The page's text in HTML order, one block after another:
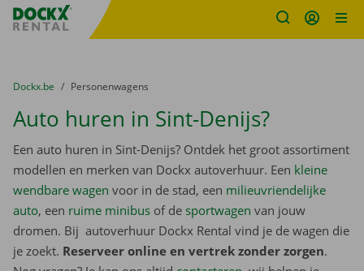
Fratello DEMO
U bevindt zich hier:
van
Dockx.be naar
Personenwagens
Auto huren in Sint-Denijs?
Een auto huren in Sint-Denijs? Ontdek het groot assortiment
modellen en merken van Dockx autoverhuur. Een kleine
wendbare wagen voor in de stad, een milieuvriendelijke
auto, een ruime minibus of de sportwagen van jouw
dromen. Bij autoverhuur Dockx Rental vind je de wagen die
je zoekt. Reserveer online en vertrek zonder zorgen.